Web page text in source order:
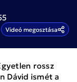
Videó megosztása
rossz
Dávid ismét a